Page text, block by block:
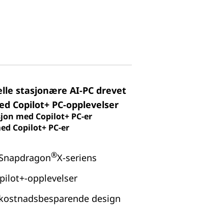
stasjonære AI-PC drevet
Copilot+ PC-opplevelser
med Copilot+ PC-er
Copilot+ PC-er
®X-seriens
opplevelser
design